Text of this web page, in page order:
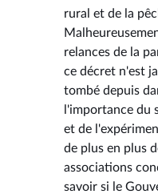
rural et de la
relances de la
ce décret n'est
tombé depuis
l'importance du
et de
de plus en plus
associations
savoir si le